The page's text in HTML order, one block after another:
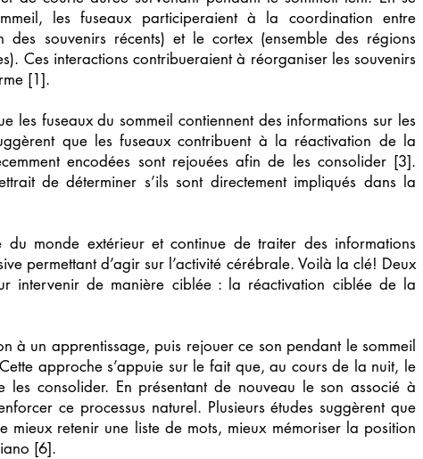
les fuseaux participeraient à la coordination entre
souvenirs récents) et le cortex (ensemble des régions
Ces interactions contribueraient à réorganiser les souvenirs
[1].
les fuseaux du sommeil contiennent des informations sur les
que les fuseaux contribuent à la réactivation de la
encodées sont rejouées afin de les consolider [3].
de déterminer s’ils sont directement impliqués dans la
du monde extérieur et continue de traiter des informations
permettant d’agir sur l’activité cérébrale. Voilà la clé! Deux
intervenir de manière ciblée : la réactivation ciblée de la
à un apprentissage, puis rejouer ce son pendant le sommeil
approche s’appuie sur le fait que, au cours de la nuit, le
les consolider. En présentant de nouveau le son associé à
ce processus naturel. Plusieurs études suggèrent que
mieux retenir une liste de mots, mieux mémoriser la position
[6].